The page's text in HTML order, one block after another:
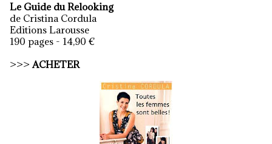
Le Guide du Relooking
de Cristina Cordula
Editions Larousse
190 pages - 14,90 €
>>>ACHETER